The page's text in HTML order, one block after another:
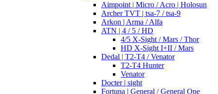
Aimpoint | Micro / Acro | Holosun
Archer TVT | tsa-7 / tsa-9
Arkon | Arma / Alfa
ATN | 4 / 5 / HD
4/5 X-Sight / Mars / Thor
HD X-Sight I+II / Mars
Dedal | T2-T4 / Venator
T2-T4 Hunter
Venator
Docter | sight
Fortuna | General / General One